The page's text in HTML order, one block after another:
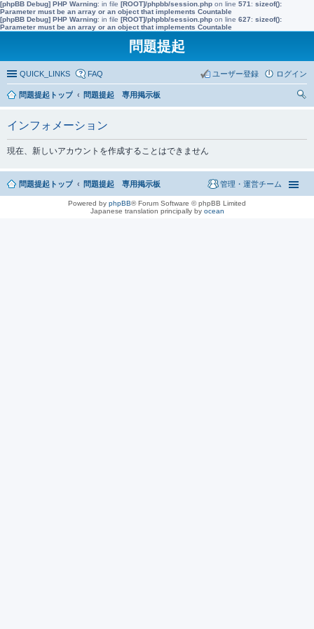
[phpBB Debug] PHP Warning: in file [ROOT]/phpbb/session.php on line 571 : sizeof():
Parameter must be an array or an object that implements Countable
[phpBB Debug] PHP Warning: in file [ROOT]/phpbb/session.php on line 627: sizeof():
Parameter must be an array or an object that implements Countable
問題提起
QUICK_LINKS FAQ ログイン
ユーザー登録
問題提起トップ
問題提起 専用掲示板
インフォメーション
現在、新しいアカウントを作成することはできません
問題提起トップ 問題提起 専用掲示板 管理・運営チーム
Powered by phpBB® Forum Software © phpBB Limited
Japanese translation principally by ocean